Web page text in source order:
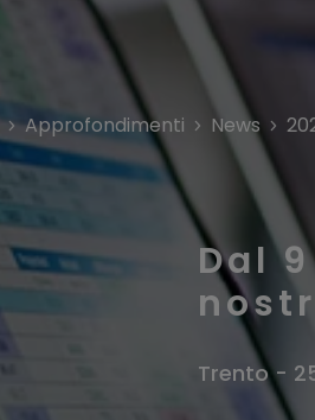
Approfondimenti News
Dal
Trento -